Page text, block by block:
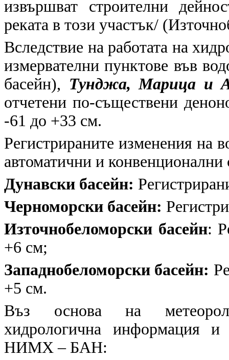
извършват строителни
реката в този участък/
Вследствие на работата на
измервателни пунктове във
басейн), Тунджа, Марица и
отчетени по-съществени
-61 до +33 см.
Регистрираните изменения на
автоматични и
Дунавски басейн:
Черноморски басейн:
Източнобеломорски басейн:
+6 см;
Западнобеломорски басейн:
+5 см.
Въз основа на
хидрологична информация и
НИМХ – БАН: